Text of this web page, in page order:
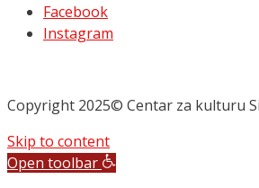
Facebook
Instagram
Copyright 2025© Centar za kulturu
Skip to content
Open toolbar